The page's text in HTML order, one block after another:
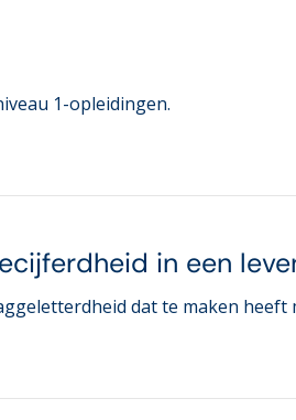
1-opleidingen.
in een
dat te maken heeft